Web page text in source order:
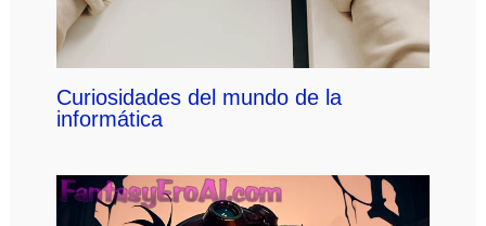
Curiosidades del mundo de la
informática